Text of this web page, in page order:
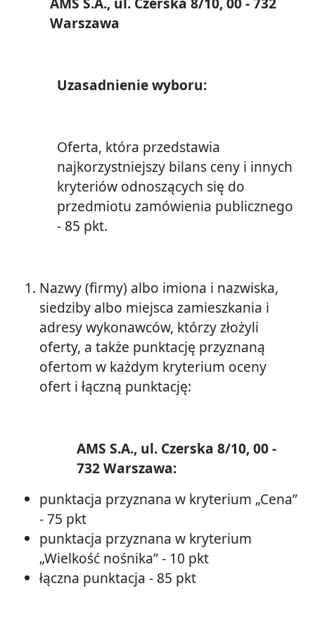
Warszawa
Uzasadnienie wyboru:
Oferta, która przedstawia
najkorzystniejszy bilans ceny i innych
kryteriów odnoszących się do
przedmiotu zamówienia publicznego
- 85 pkt.
Nazwy (firmy) albo imiona i nazwiska,
siedziby albo miejsca zamieszkania i
adresy wykonawców, którzy złożyli
oferty, a także punktację przyznaną
ofertom w każdym kryterium oceny
ofert i łączną punktację:
AMS S.A., ul. Czerska 8/10, 00 -
732 Warszawa:
punktacja przyznana w kryterium „Cena”
- 75 pkt
punktacja przyznana w kryterium
„Wielkość nośnika” - 10 pkt
łączna punktacja - 85 pkt